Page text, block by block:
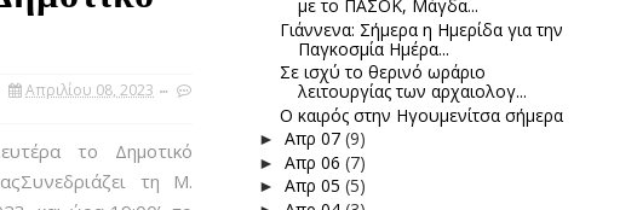
Απριλίου 08, 2023
το Δημοτικό
τη Μ.
με το ΠΑΣΟΚ, Μάγδα...
Γιάννενα: Σήμερα η Ημερίδα για την
Παγκοσμία Ημέρα...
Σε ισχύ το θερινό ωράριο
λειτουργίας των αρχαιολογ...
Ο καιρός στην Ηγουμενίτσα σήμερα
► Απρ 07 (9)
► Απρ 06 (7)
► Απρ 05 (5)